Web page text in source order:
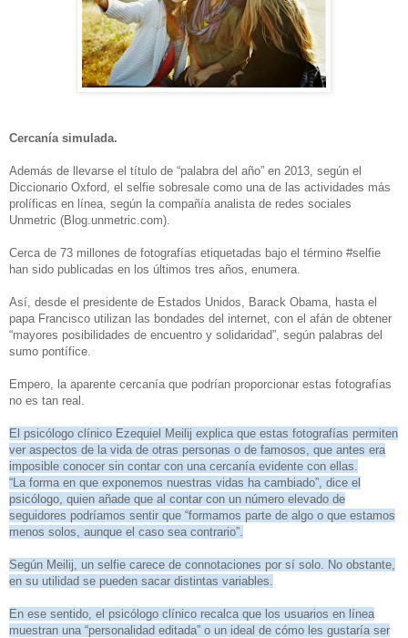
Cercanía simulada.
Además de llevarse el título de “palabra del año” en 2013, según el
Diccionario Oxford, el selfie sobresale como una de las actividades más
prolíficas en línea, según la compañía analista de redes sociales
Unmetric (Blog.unmetric.com).
Cerca de 73 millones de fotografías etiquetadas bajo el término #selfie
han sido publicadas en los últimos tres años, enumera.
Así, desde el presidente de Estados Unidos, Barack Obama, hasta el
papa Francisco utilizan las bondades del internet, con el afán de obtener
“mayores posibilidades de encuentro y solidaridad”, según palabras del
sumo pontífice.
Empero, la aparente cercanía que podrían proporcionar estas fotografías
no es tan real.
El psicólogo clínico Ezequiel Meilij explica que estas fotografías permiten
ver aspectos de la vida de otras personas o de famosos, que antes era
imposible conocer sin contar con una cercanía evidente con ellas.
“La forma en que exponemos nuestras vidas ha cambiado”, dice el
psicólogo, quien añade que al contar con un número elevado de
seguidores podríamos sentir que “formamos parte de algo o que estamos
menos solos, aunque el caso sea contrario”.
Según Meilij, un selfie carece de connotaciones por sí solo. No obstante,
en su utilidad se pueden sacar distintas variables.
En ese sentido, el psicólogo clínico recalca que los usuarios en línea
muestran una “personalidad editada” o un ideal de cómo les gustaría ser